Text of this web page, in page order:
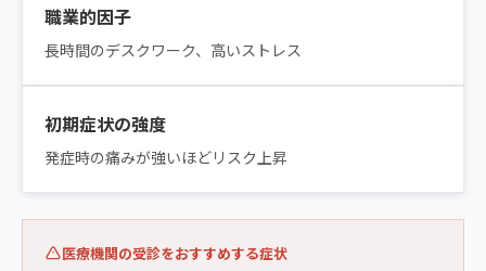
職業的因子
長時間のデスクワーク、高いストレス
初期症状の強度
発症時の痛みが強いほどリスク上昇
医療機関の受診をおすすめする症状